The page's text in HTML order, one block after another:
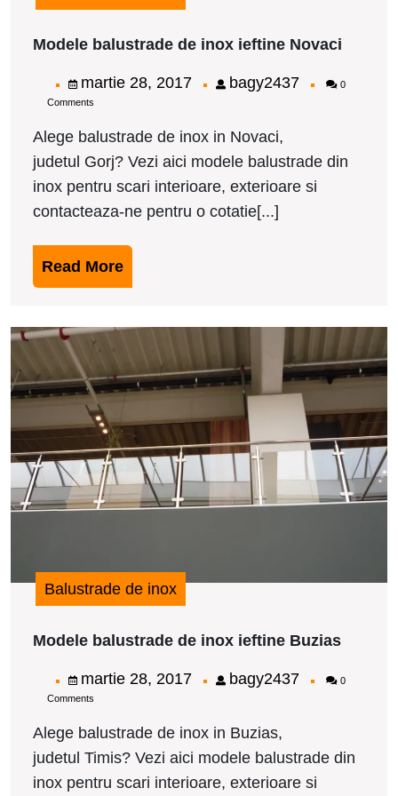
Modele balustrade de inox ieftine Novaci
inox
martie 28, 2017martie
2017
bagy2437bagy2437
0
Comments
Alege balustrade de inox in Novaci,
judetul Gorj? Vezi aici modele balustrade din
inox pentru scari interioare, exterioare si
contacteaza-ne pentru o cotatie[...]
Read MoreRead
More
Balustrade de inox
Modele balustrade de inox ieftine Buzias
inox
martie 28, 2017martie
2017
bagy2437bagy2437
0
Comments
Alege balustrade de inox in Buzias,
judetul Timis? Vezi aici modele balustrade din
inox pentru scari interioare, exterioare si